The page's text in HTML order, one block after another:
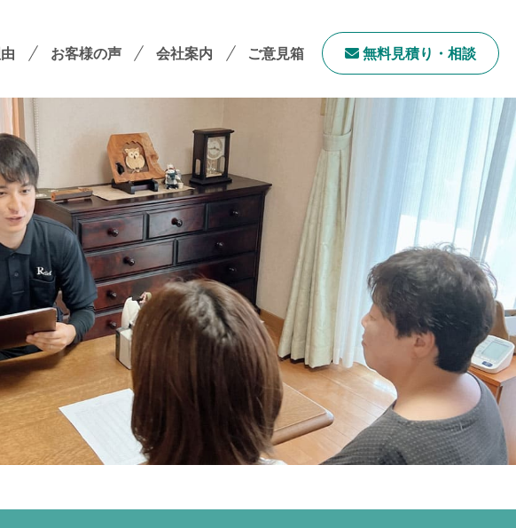
お客様の声 会社案内
社長メッセージ
会社概要
採用情報
サステナビリティ
「ユニウェブ」の使い方
フランチャイズ加盟オーナー募集
ご意見箱 無料⾒積り・相談